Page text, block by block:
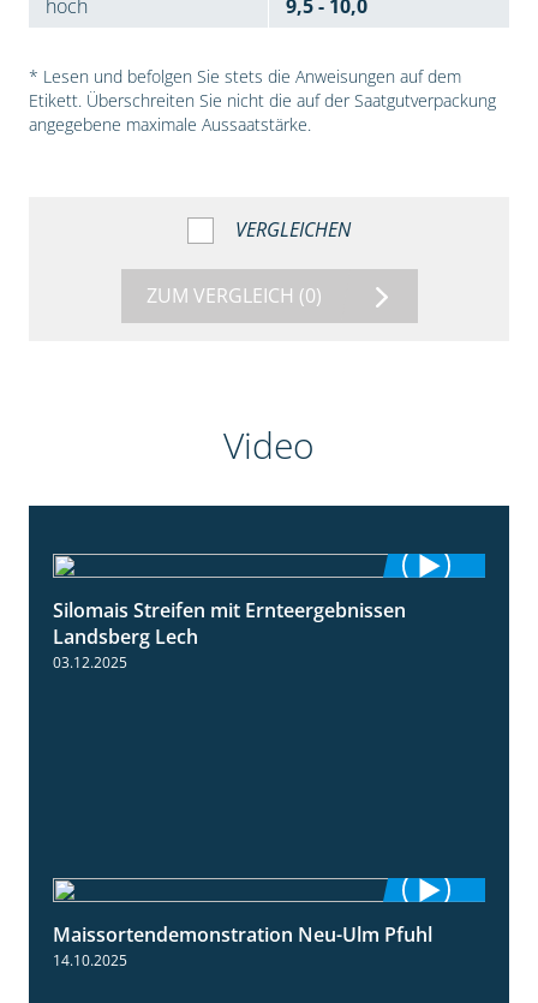
hoch
9,5 - 10,0
* Lesen und befolgen Sie stets die Anweisungen auf dem
Etikett. Überschreiten Sie nicht die auf der Saatgutverpackung
angegebene maximale Aussaatstärke.
VERGLEICHEN
ZUM VERGLEICH (0)
Video
11:01
Silomais Streifen mit Ernteergebnissen
Landsberg Lech
03.12.2025
7:10
Maissortendemonstration Neu-Ulm Pfuhl
14.10.2025